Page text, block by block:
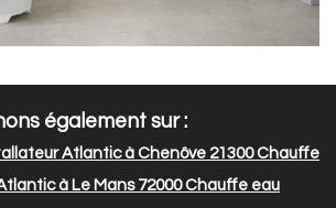
également sur :
Atlantic à Chenôve 21300Chauffe
à Le Mans 72000Chauffe eau